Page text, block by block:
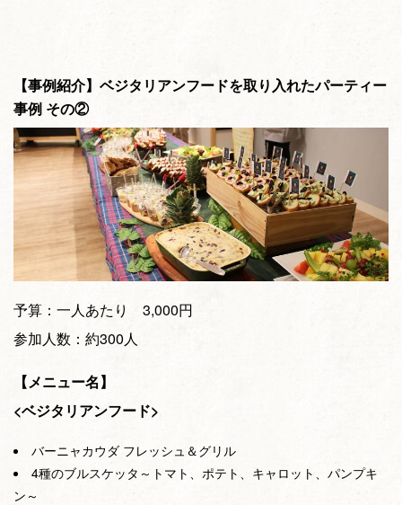
【事例紹介】ベジタリアンフードを取り入れたパーティー
事例 その②
予算：一人あたり 3,000円
参加人数：約300人
【メニュー名】
<ベジタリアンフード>
バーニャカウダ フレッシュ＆グリル
4種のブルスケッタ～トマト、ポテト、キャロット、パンプキ
ン～